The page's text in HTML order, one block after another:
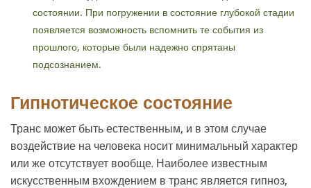
состоянии. При погружении в состояние глубокой стадии
появляется возможность вспомнить те события из
прошлого, которые были надежно спрятаны
подсознанием.
Гипнотическое состояние
Транс может быть естественным, и в этом случае
воздействие на человека носит минимальный характер
или же отсутствует вообще. Наиболее известным
искусственным вхождением в транс является гипноз,